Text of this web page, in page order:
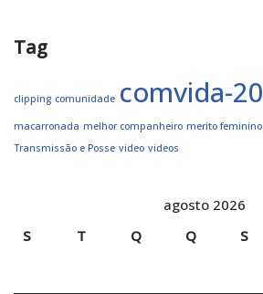
Tag
clipping comunidade comvida-20
macarronada melhor companheiro merito feminino
Transmissão e Posse video videos
agosto 2026
S
T Q Q S